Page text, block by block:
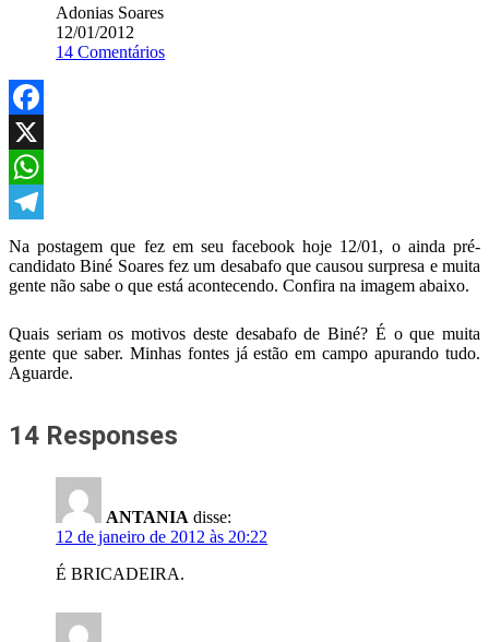
Adonias Soares
12/01/2012
14 Comentários
Facebook
X
WhatsApp
Telegram
Na postagem que fez em seu facebook hoje 12/01, o ainda pré-
candidato Biné Soares fez um desabafo que causou surpresa e muita
gente não sabe o que está acontecendo. Confira na imagem abaixo.
Quais seriam os motivos deste desabafo de Biné? É o que muita
gente que saber. Minhas fontes já estão em campo apurando tudo.
Aguarde.
14 Responses
ANTANIA disse:
12 de janeiro de 2012 às 20:22
É BRICADEIRA.